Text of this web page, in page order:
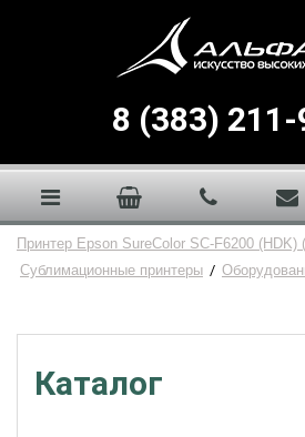
8 (383)
Принтер Epson SureColor SC-F6200 (HDK)
Сублимационные принтеры /
Каталог